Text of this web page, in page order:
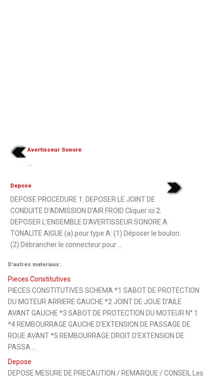
Avertisseur Sonore
Depose
DEPOSE PROCEDURE 1. DEPOSER LE JOINT DE
CONDUITE D'ADMISSION D'AIR FROID Cliquer ici 2.
DEPOSER L'ENSEMBLE D'AVERTISSEUR SONORE A
TONALITE AIGUE (a) pour type A: (1) Déposer le boulon.
(2) Débrancher le connecteur pour ...
D'autres materiaux:
Pieces Constitutives
PIECES CONSTITUTIVES SCHEMA *1 SABOT DE PROTECTION
DU MOTEUR ARRIERE GAUCHE *2 JOINT DE JOUE D'AILE
AVANT GAUCHE *3 SABOT DE PROTECTION DU MOTEUR N° 1
*4 REMBOURRAGE GAUCHE D'EXTENSION DE PASSAGE DE
ROUE AVANT *5 REMBOURRAGE DROIT D'EXTENSION DE
PASSA ...
Depose
DEPOSE MESURE DE PRECAUTION / REMARQUE / CONSEIL Les